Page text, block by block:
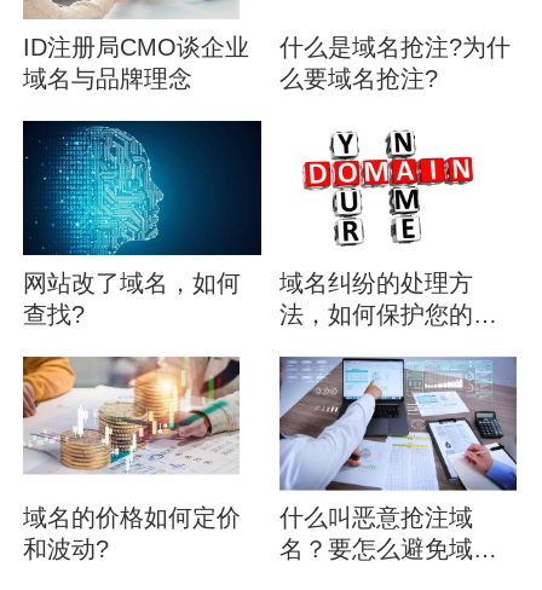
ID注册局CMO谈企业
域名与品牌理念
什么是域名抢注?为什
么要域名抢注?
网站改了域名，如何
查找?
域名纠纷的处理方
法，如何保护您的域
域名的价格如何定价
和波动?
什么叫恶意抢注域
名？要怎么避免域名